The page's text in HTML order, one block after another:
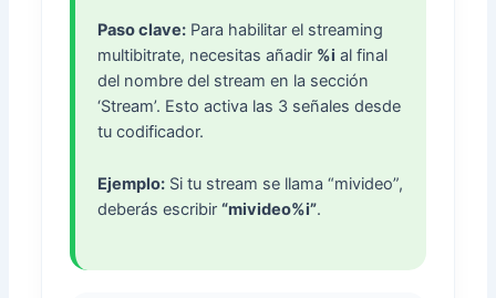
Paso clave: Para habilitar el streaming
multibitrate, necesitas añadir %i al final
del nombre del stream en la sección
‘Stream’. Esto activa las 3 señales desde
tu codificador.
Ejemplo: Si tu stream se llama “mivideo”,
deberás escribir“mivideo%i”.